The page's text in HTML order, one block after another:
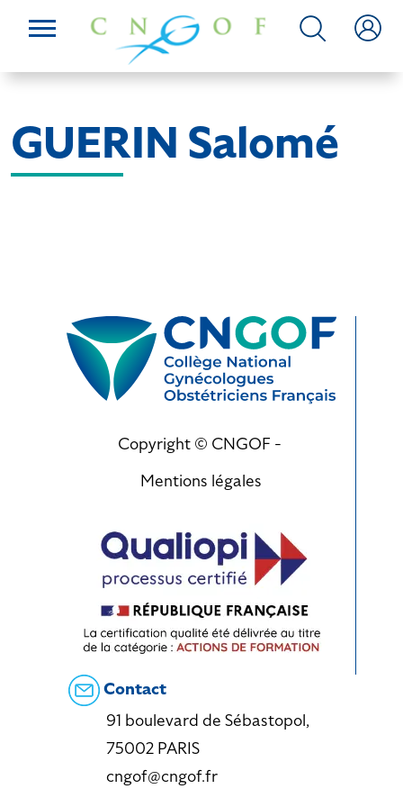
GUERIN Salomé
Copyright © CNGOF -
Mentions légales
Contact
91 boulevard de Sébastopol,
75002 PARIS
cngof@cngof.fr